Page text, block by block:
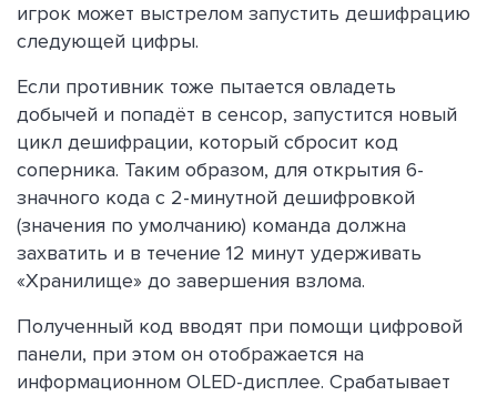
игрок может выстрелом запустить дешифрацию
следующей цифры.
Если противник тоже пытается овладеть
добычей и попадёт в сенсор, запустится новый
цикл дешифрации, который сбросит код
соперника. Таким образом, для открытия 6-
значного кода с 2-минутной дешифровкой
(значения по умолчанию) команда должна
захватить и в течение 12 минут удерживать
«Хранилище» до завершения взлома.
Полученный код вводят при помощи цифровой
панели, при этом он отображается на
информационном OLED-дисплее. Срабатывает